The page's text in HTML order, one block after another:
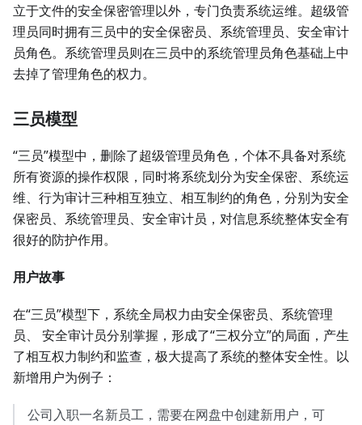
立于文件的安全保密管理以外，专门负责系统运维。超级管
理员同时拥有三员中的安全保密员、系统管理员、安全审计
员角色。系统管理员则在三员中的系统管理员角色基础上中
去掉了管理角色的权力。
三员模型
“三员”模型中，删除了超级管理员角色，个体不具备对系统
所有资源的操作权限，同时将系统划分为安全保密、系统运
维、行为审计三种相互独立、相互制约的角色，分别为安全
保密员、系统管理员、安全审计员，对信息系统整体安全有
很好的防护作用。
用户故事
在“三员”模型下，系统全局权力由安全保密员、系统管理
员、 安全审计员分别掌握，形成了“三权分立”的局面，产生
了相互权力制约和监查，极大提高了系统的整体安全性。以
新增用户为例子：
公司入职一名新员工，需要在网盘中创建新用户，可